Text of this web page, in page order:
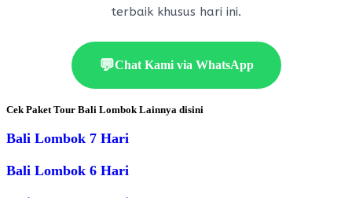
terbaik khusus hari ini.
💬Chat Kami via WhatsApp
Cek Paket Tour Bali Lombok Lainnya disini
Bali Lombok 7 Hari
Bali Lombok 6 Hari